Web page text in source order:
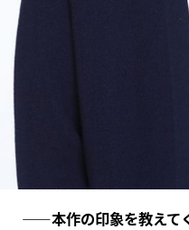
――本作の印象を教えて